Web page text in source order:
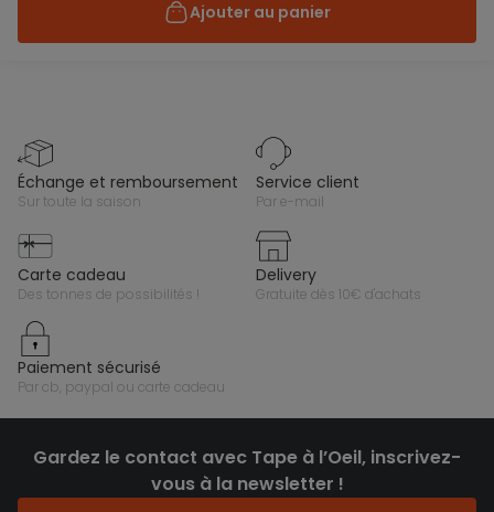
Ajouter au panier
échange et remboursement
sur toute la saison
service client
par e-mail
carte cadeau
des tonnes de possibilités !
delivery
gratuite dès 10€ d'achats
paiement sécurisé
par cb, paypal ou carte cadeau
Gardez le contact avec Tape à l’Oeil, inscrivez-
vous à la newsletter !